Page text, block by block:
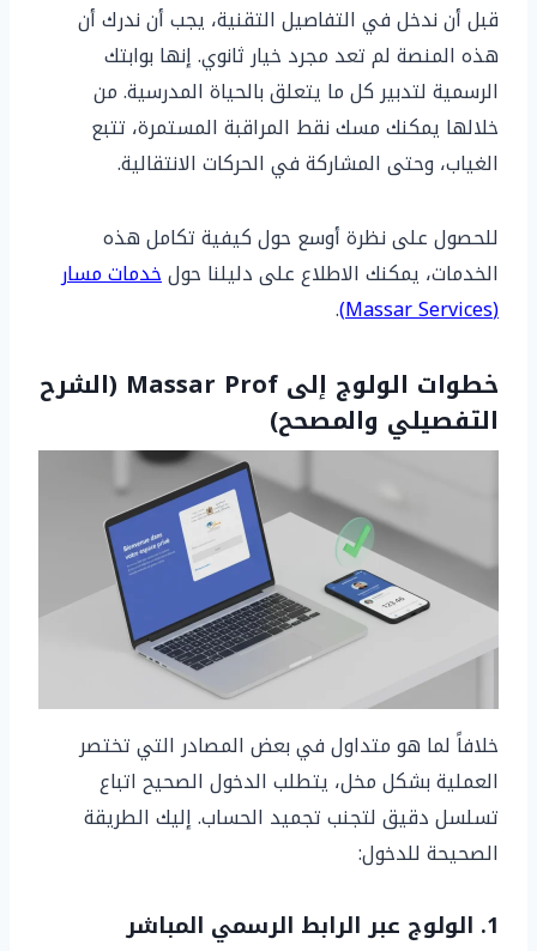
قبل أن ندخل في التفاصيل التقنية، يجب أن ندرك أن
هذه المنصة لم تعد مجرد خيار ثانوي. إنها بوابتك
الرسمية لتدبير كل ما يتعلق بالحياة المدرسية. من
خلالها يمكنك مسك نقط المراقبة المستمرة، تتبع
الغياب، وحتى المشاركة في الحركات الانتقالية.
للحصول على نظرة أوسع حول كيفية تكامل هذه
الخدمات، يمكنك الاطلاع على دليلنا حولخدمات مسار
(Massar Services)
.
خطوات الولوج إلى Massar Prof (الشرح
التفصيلي والمصحح)
خلافاً لما هو متداول في بعض المصادر التي تختصر
العملية بشكل مخل، يتطلب الدخول الصحيح اتباع
تسلسل دقيق لتجنب تجميد الحساب. إليك الطريقة
الصحيحة للدخول:
1. الولوج عبر الرابط الرسمي المباشر